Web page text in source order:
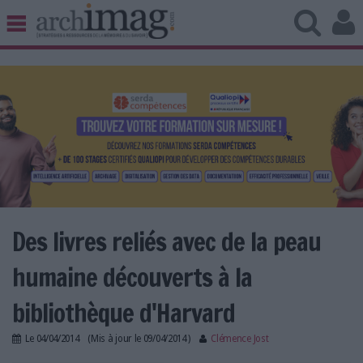
BIBLIOTHÈQUE ÉDITION
UNIVERS DATA
TRAVAIL COLLABORATIF
VIE NUMÉRIQUE
NUMÉRIQUE RESPONSABLE
LES DOSSIERS
LES NEWSLETTERS
LE MAGAZINE
Des livres reliés avec de la peau
humaine découverts à la
bibliothèque d'Harvard
Le 04/04/2014 (Mis à jour le 09/04/2014) Clémence Jost